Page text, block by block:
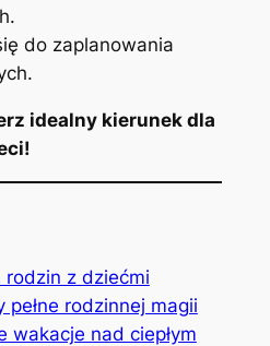
do zaplanowania
idealny kierunek dla
rodzin z dziećmi
pełne rodzinnej magii
wakacje nad ciepłym